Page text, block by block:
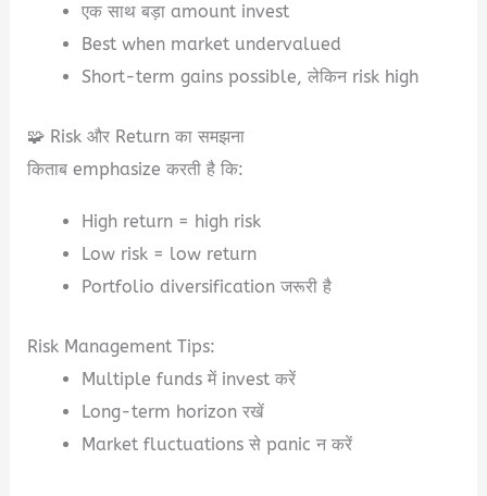
एक साथ बड़ा amount invest
Best when market undervalued
Short-term gains possible, लेकिन risk high
🧩 Risk और Return का समझना
किताब emphasize करती है कि:
High return = high risk
Low risk = low return
Portfolio diversification जरूरी है
Risk Management Tips:
Multiple funds में invest करें
Long-term horizon रखें
Market fluctuations से panic न करें